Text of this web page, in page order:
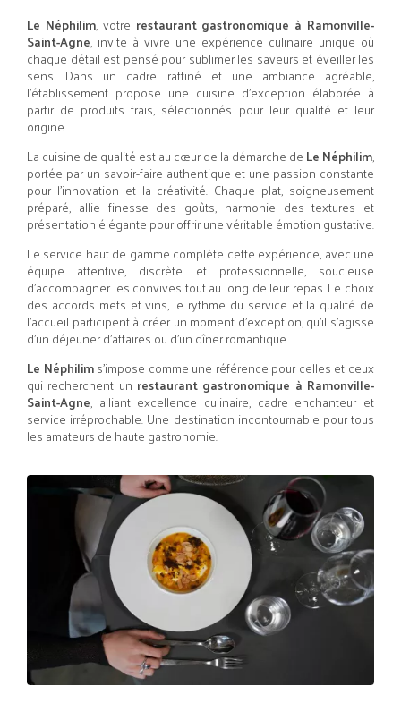
Le Néphilim, votre restaurant gastronomique à Ramonville-
Saint-Agne, invite à vivre une expérience culinaire unique où
chaque détail est pensé pour sublimer les saveurs et éveiller les
sens. Dans un cadre raffiné et une ambiance agréable,
l’établissement propose une cuisine d’exception élaborée à
partir de produits frais, sélectionnés pour leur qualité et leur
origine.
La cuisine de qualité est au cœur de la démarche de Le Néphilim,
portée par un savoir-faire authentique et une passion constante
pour l’innovation et la créativité. Chaque plat, soigneusement
préparé, allie finesse des goûts, harmonie des textures et
présentation élégante pour offrir une véritable émotion gustative.
Le service haut de gamme complète cette expérience, avec une
équipe attentive, discrète et professionnelle, soucieuse
d’accompagner les convives tout au long de leur repas. Le choix
des accords mets et vins, le rythme du service et la qualité de
l’accueil participent à créer un moment d’exception, qu’il s’agisse
d’un déjeuner d’affaires ou d’un dîner romantique.
Le Néphilims’impose comme une référence pour celles et ceux
qui recherchent un restaurant gastronomique à Ramonville-
Saint-Agne, alliant excellence culinaire, cadre enchanteur et
service irréprochable. Une destination incontournable pour tous
les amateurs de haute gastronomie.